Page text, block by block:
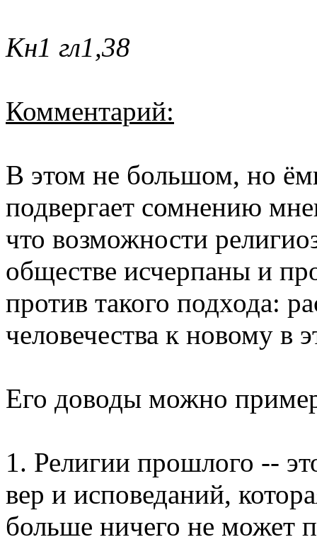
Кн1 гл1,38
Комментарий:
В этом не большом, но
подвергает сомнению
что возможности
обществе исчерпаны и
против такого подхода:
человечества к новому в
Его доводы можно
1. Религии прошлого --
вер и исповеданий,
больше ничего не может